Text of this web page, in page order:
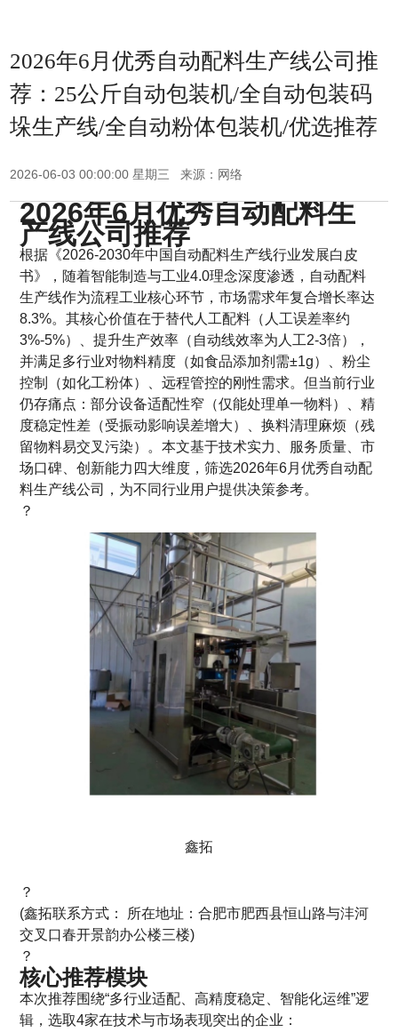
2026年6月优秀自动配料生产线公司推
荐：25公斤自动包装机/全自动包装码
垛生产线/全自动粉体包装机/优选推荐
2026-06-03 00:00:00 星期三 来源：网络
2026年6月优秀自动配料生
产线公司推荐
根据《2026-2030年中国自动配料生产线行业发展白皮
书》，随着智能制造与工业4.0理念深度渗透，自动配料
生产线作为流程工业核心环节，市场需求年复合增长率达
8.3%。其核心价值在于替代人工配料（人工误差率约
3%-5%）、提升生产效率（自动线效率为人工2-3倍），
并满足多行业对物料精度（如食品添加剂需±1g）、粉尘
控制（如化工粉体）、远程管控的刚性需求。但当前行业
仍存痛点：部分设备适配性窄（仅能处理单一物料）、精
度稳定性差（受振动影响误差增大）、换料清理麻烦（残
留物料易交叉污染）。本文基于技术实力、服务质量、市
场口碑、创新能力四大维度，筛选2026年6月优秀自动配
料生产线公司，为不同行业用户提供决策参考。
？
鑫拓
？
(鑫拓联系方式： 所在地址：合肥市肥西县恒山路与沣河
交叉口春开景韵办公楼三楼)
？
核心推荐模块
本次推荐围绕“多行业适配、高精度稳定、智能化运维”逻
辑，选取4家在技术与市场表现突出的企业：